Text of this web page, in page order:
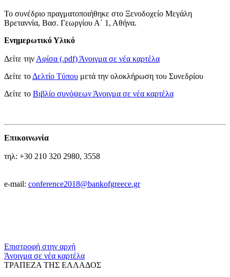
Το συνέδριο πραγματοποιήθηκε στο Ξενοδοχείο Μεγάλη
Βρεταννία, Βασ. Γεωργίου Α΄ 1, Αθήνα.
Ενημερωτικό Υλικό
Δείτε την Αφίσα (.pdf) Άνοιγμα σε νέα καρτέλα
Δείτε το Δελτίο Tύπου μετά την ολοκλήρωση του Συνεδρίου
Δείτε το Βιβλίο συνόψεων Άνοιγμα σε νέα καρτέλα
Επικοινωνία
τηλ: +30 210 320 2980, 3558
e-mail: conference2018@bankofgreece.gr
Επιστροφή στην αρχή
Άνοιγμα σε νέα καρτέλα
ΤΡΑΠΕΖΑ ΤΗΣ ΕΛΛΑΔΟΣ